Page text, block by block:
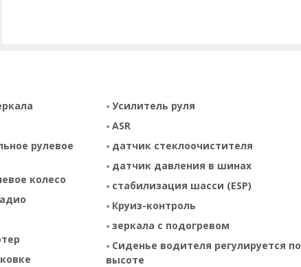
рулевое
колесо
Усилитель руля
ASR
датчик стеклоочистителя
датчик давления в шинах
стабилизация шасси (ESP)
Круиз-контроль
зеркала с подогревом
Сиденье водителя регулируется по
высоте